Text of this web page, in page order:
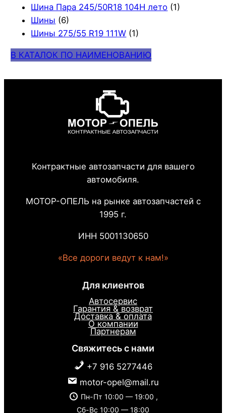
Шина Пара 245/50R18 104H лето (1)
Шины (6)
Шины 275/55 R19 111W (1)
В КАТАЛОК ПО НАИМЕНОВАНИЮ
Контрактные автозапчасти для вашего
автомобиля.
МОТОР-ОПЕЛЬ на рынке автозапчастей с
1995 г.
ИНН 5001130650
«Все дороги ведут к нам!»
Для клиентов
Автосервис
Гарантия & возврат
Доставка & оплата
О компании
Партнерам
Свяжитесь с нами
+7 916 5277446
motor-opel@mail.ru
Пн-Пт 10:00 — 19:00 ,
Сб-Вс 10:00 — 18:00